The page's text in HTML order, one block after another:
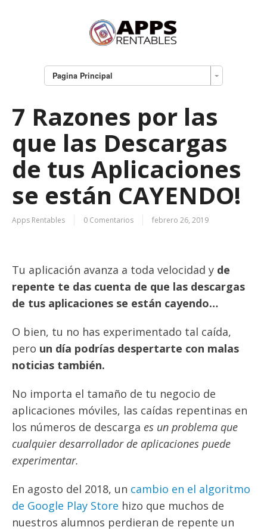
Pagina Principal
7 Razones por las
que las Descargas
de tus Aplicaciones
se están CAYENDO!
Apps Rentables 0 Comentarios febrero 26, 2019
Tu aplicación avanza a toda velocidad y de
repente te das cuenta de que las descargas
de tus aplicaciones se están cayendo…
O bien, tu no has experimentado tal caída,
pero un día podrías despertarte con malas
noticias también.
No importa el tamaño de tu negocio de
aplicaciones móviles, las caídas repentinas en
los números de descarga es un problema que
cualquier desarrollador de aplicaciones puede
experimentar.
En agosto del 2018, un cambio en el algoritmo
de Google Play Store hizo que muchos de
nuestros alumnos perdieran de repente un